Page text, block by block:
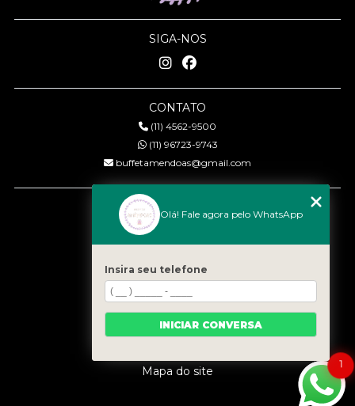
SIGA-NOS
CONTATO
(11) 4562-9500
(11) 96723-9743
buffetamendoas@gmail.com
MENU
Quem somos
Serviços
Eventos
Gastronomia
Contato
Mapa do site
1
Olá! Fale agora pelo WhatsApp
Insira seu telefone
INICIAR CONVERSA